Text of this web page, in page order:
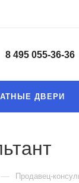
8 495 055-36-36
ДВЕРИ
— Продавец-